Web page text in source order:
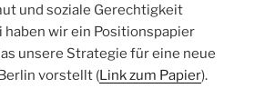
und soziale Gerechtigkeit
haben wir ein Positionspapier
unsere Strategie für eine neue
vorstellt (Link zum Papier).